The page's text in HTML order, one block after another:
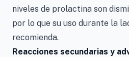
niveles de prolactina son
por lo que su uso durante la
recomienda.
Reacciones secundarias y